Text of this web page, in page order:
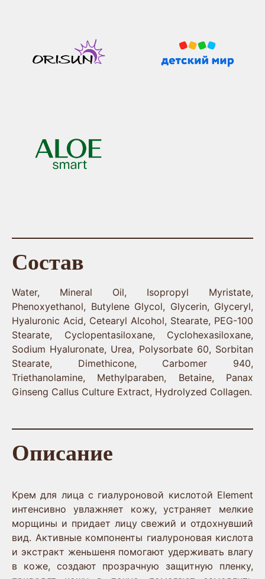
Состав
Water, Mineral Oil, Isopropyl Myristate,
Phenoxyethanol, Butylene Glycol, Glycerin, Glyceryl,
Hyaluronic Acid, Cetearyl Alcohol, Stearate, PEG-100
Stearate, Cyclopentasiloxane, Cyclohexasiloxane,
Sodium Hyaluronate, Urea, Polysorbate 60, Sorbitan
Stearate, Dimethicone, Carbomer 940,
Triethanolamine, Methylparaben, Betaine, Panax
Ginseng Callus Culture Extract, Hydrolyzed Collagen.
Описание
Крем для лица с гиалуроновой кислотой Element
интенсивно увлажняет кожу, устраняет мелкие
морщины и придает лицу свежий и отдохнувший
вид. Активные компоненты гиалуроновая кислота
и экстракт женьшеня помогают удерживать влагу
в коже, создают прозрачную защитную пленку,